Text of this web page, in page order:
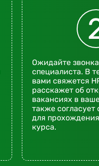
Ожидайте
специалиста. В
вами свяжется
расскажет об
вакансиях в
также согласует
для
курса.